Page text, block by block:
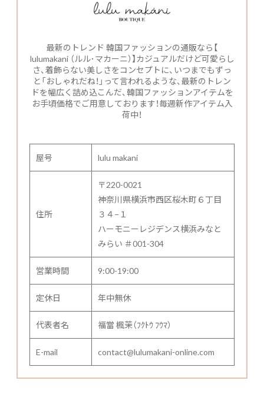
最新のトレンド 韓国ファッションの通販なら【
lulumakani （ルル･マカーニ）】カジュアルだけど可愛らし
さ、着飾らない美しさをコンセプトに、いつまでもずっ
と「おしゃれだね！」って言われるような、最新のトレン
ドを幅広く詰め込こんだ、韓国ファッションアイテムを
お手頃価格でご用意しております！毎週新作アイテム入
荷中！
屋号 lulu makani
住所
〒220-0021
神奈川県横浜市西区桜木町６丁目
３４−１
ハーモニーレジデンス横浜みなと
みらい ＃001-304
営業時間 9:00-19:00
定休日 年中無休
代表者名 福當 楓茉（ﾌｸﾄｳ ﾌｳﾏ）
E-mail contact@lulumakani-online.com